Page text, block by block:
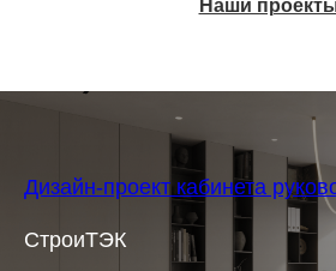
Наши
Дизайн-проект кабинета
СтроиТЭК